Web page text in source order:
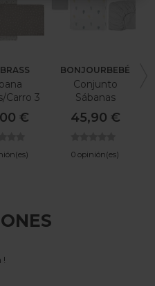
Carro 3
€
BONJOURBEBÉ
Conjunto
Sábanas
Bonjourbebe
Montana 3p
45,90 €
0 opinión(es)
!